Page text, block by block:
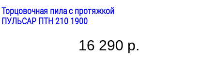
Торцовочная пила с протяжкой
ПУЛЬСАР ПТН 210 1900
16 290 р.